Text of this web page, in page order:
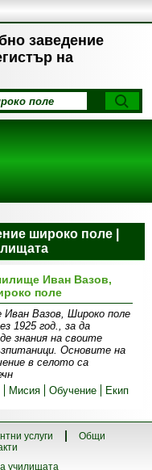
заведение
на
широко поле |
Иван Вазов,
поле
Иван Вазов, Широко поле
1925 год., за да
знания на своите
Основите на
в селото са
Мисия Обучение Екип
услуги
Общи
училищата